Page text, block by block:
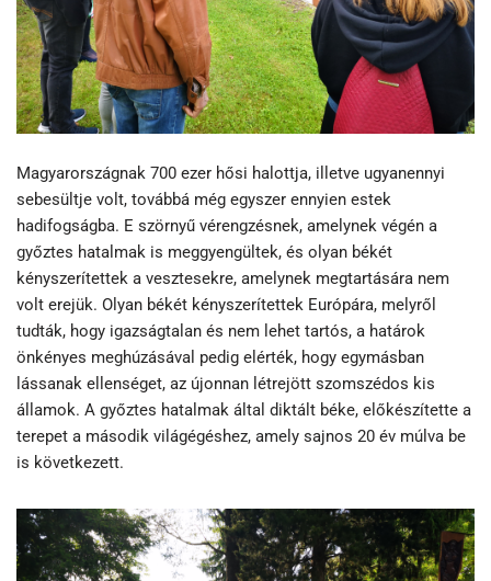
Magyarországnak 700 ezer hősi halottja, illetve ugyanennyi
sebesültje volt, továbbá még egyszer ennyien estek
hadifogságba. E szörnyű vérengzésnek, amelynek végén a
győztes hatalmak is meggyengültek, és olyan békét
kényszerítettek a vesztesekre, amelynek megtartására nem
volt erejük. Olyan békét kényszerítettek Európára, melyről
tudták, hogy igazságtalan és nem lehet tartós, a határok
önkényes meghúzásával pedig elérték, hogy egymásban
lássanak ellenséget, az újonnan létrejött szomszédos kis
államok. A győztes hatalmak által diktált béke, előkészítette a
terepet a második világégéshez, amely sajnos 20 év múlva be
is következett.